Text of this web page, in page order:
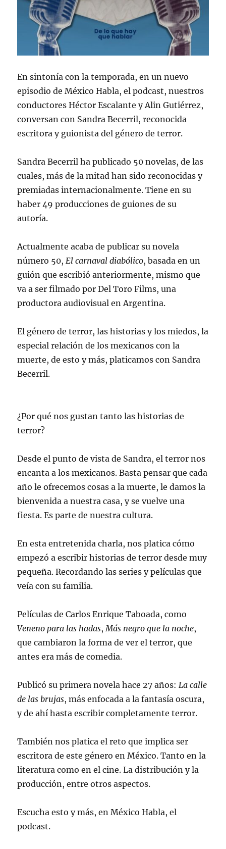
En sintonía con la temporada, en un nuevo
episodio de México Habla, el podcast, nuestros
conductores Héctor Escalante y Alin Gutiérrez,
conversan con Sandra Becerril, reconocida
escritora y guionista del género de terror.
Sandra Becerril ha publicado 50 novelas, de las
cuales, más de la mitad han sido reconocidas y
premiadas internacionalmente. Tiene en su
haber 49 producciones de guiones de su
autoría.
Actualmente acaba de publicar su novela
número 50,El carnaval diabólico, basada en un
guión que escribió anteriormente, mismo que
va a ser filmado por Del Toro Films, una
productora audiovisual en Argentina.
El género de terror, las historias y los miedos, la
especial relación de los mexicanos con la
muerte, de esto y más, platicamos con Sandra
Becerril.
¿Por qué nos gustan tanto las historias de
terror?
Desde el punto de vista de Sandra, el terror nos
encanta a los mexicanos. Basta pensar que cada
año le ofrecemos cosas a la muerte, le damos la
bienvenida a nuestra casa, y se vuelve una
fiesta. Es parte de nuestra cultura.
En esta entretenida charla, nos platica cómo
empezó a escribir historias de terror desde muy
pequeña. Recordando las series y películas que
veía con su familia.
Películas de Carlos Enrique Taboada, como
Veneno para las hadas,Más negro que la noche,
que cambiaron la forma de ver el terror, que
antes era más de comedia.
Publicó su primera novela hace 27 años:La calle
de las brujas, más enfocada a la fantasía oscura,
y de ahí hasta escribir completamente terror.
También nos platica el reto que implica ser
escritora de este género en México. Tanto en la
literatura como en el cine. La distribución y la
producción, entre otros aspectos.
Escucha esto y más, en México Habla, el
podcast.